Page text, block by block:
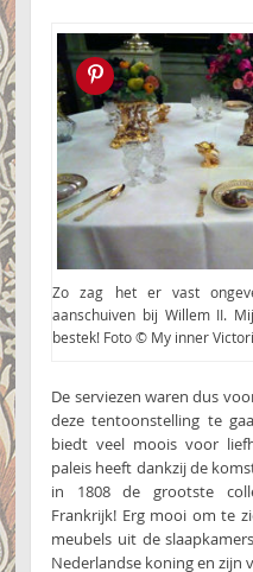
Pin this!
Zo zag het er vast
aanschuiven bij Willem II.
bestek! Foto © My inner
De serviezen waren dus
deze tentoonstelling te
biedt veel moois voor
paleis heeft dankzij de
in 1808 de grootste
Frankrijk! Erg mooi om te
meubels uit de
Nederlandse koning en zijn